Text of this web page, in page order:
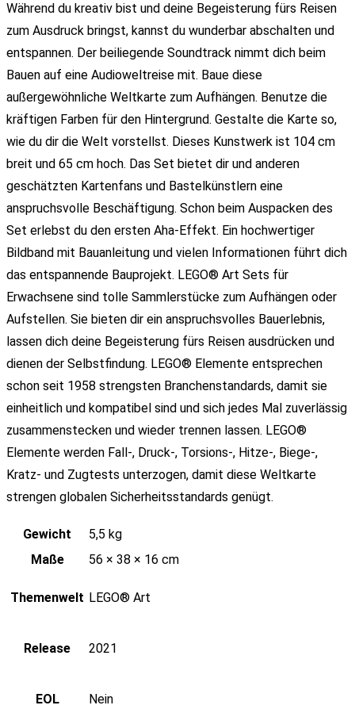
Während du kreativ bist und deine Begeisterung fürs Reisen
zum Ausdruck bringst, kannst du wunderbar abschalten und
entspannen. Der beiliegende Soundtrack nimmt dich beim
Bauen auf eine Audioweltreise mit. Baue diese
außergewöhnliche Weltkarte zum Aufhängen. Benutze die
kräftigen Farben für den Hintergrund. Gestalte die Karte so,
wie du dir die Welt vorstellst. Dieses Kunstwerk ist 104 cm
breit und 65 cm hoch. Das Set bietet dir und anderen
geschätzten Kartenfans und Bastelkünstlern eine
anspruchsvolle Beschäftigung. Schon beim Auspacken des
Set erlebst du den ersten Aha-Effekt. Ein hochwertiger
Bildband mit Bauanleitung und vielen Informationen führt dich
das entspannende Bauprojekt. LEGO® Art Sets für
Erwachsene sind tolle Sammlerstücke zum Aufhängen oder
Aufstellen. Sie bieten dir ein anspruchsvolles Bauerlebnis,
lassen dich deine Begeisterung fürs Reisen ausdrücken und
dienen der Selbstfindung. LEGO® Elemente entsprechen
schon seit 1958 strengsten Branchenstandards, damit sie
einheitlich und kompatibel sind und sich jedes Mal zuverlässig
zusammenstecken und wieder trennen lassen. LEGO®
Elemente werden Fall-, Druck-, Torsions-, Hitze-, Biege-,
Kratz- und Zugtests unterzogen, damit diese Weltkarte
strengen globalen Sicherheitsstandards genügt.
Gewicht
5,5 kg
Maße
56 × 38 × 16 cm
Themenwelt LEGO® Art
Release 2021
EOL Nein